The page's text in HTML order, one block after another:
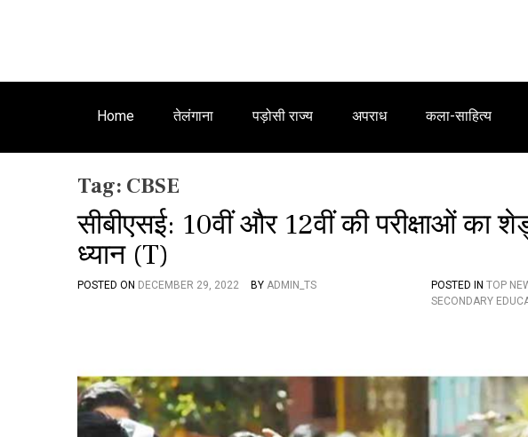
Home तेलंगाना पड़ोसी राज्य अपराध कला-साहित्य
Tag: CBSE
सीबीएसई: 10वीं और 12वीं की परीक्षाओं का
ध्यान (T)
POSTED ON DECEMBER 29, 2022 BY ADMIN_TS POSTED IN TOP
SECONDARY